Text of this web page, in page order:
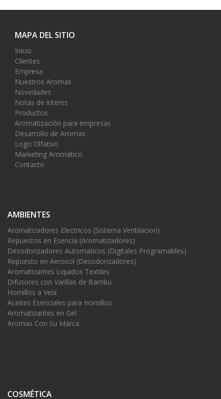
MAPA DEL SITIO
Inicio
Clientes
Empresa
Nuestros Aromas
Novedades
Notas de interes
Productos
Aromatización para empresas
Desarrollo de Aromas
Logo Olfativo
Marketing Aromático
Contacto
AMBIENTES
Aromatizadores Electricos (Sistema Ventilacion)
Repuestos en Esencia (Aromatizadores)
Desodorizadores Automaticos (Digitales Programables)
Repuesto en Aerosol (Desodorizadores)
Aromatizantes Liquidos Textiles
Difusores con Varillas de Bambu
Hornillos a Vela
Aceites Esenciales para Hornillos
Aromatizantes en Gel
Aromas Con Su Marca
COSMÉTICA